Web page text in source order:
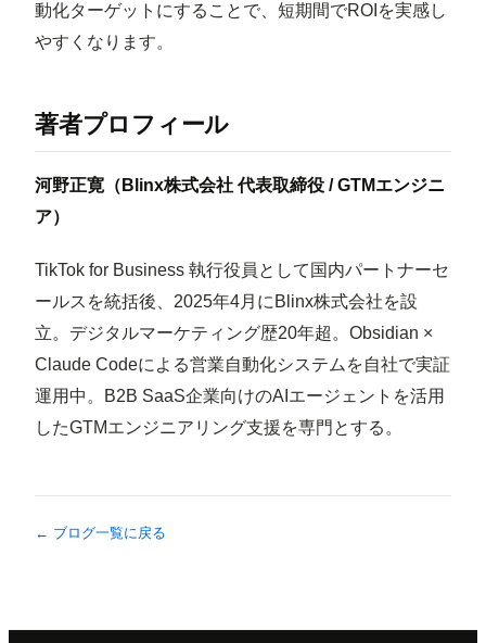
動化ターゲットにすることで、短期間でROIを実感し
やすくなります。
著者プロフィール
河野正寛（Blinx株式会社 代表取締役 / GTMエンジニ
ア）
TikTok for Business 執行役員として国内パートナーセ
ールスを統括後、2025年4月にBlinx株式会社を設
立。デジタルマーケティング歴20年超。Obsidian ×
Claude Codeによる営業自動化システムを自社で実証
運用中。B2B SaaS企業向けのAIエージェントを活用
したGTMエンジニアリング支援を専門とする。
← ブログ一覧に戻る